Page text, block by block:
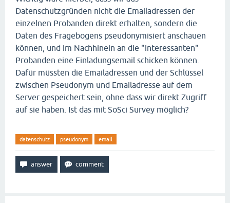
Datenschutzgründen nicht die Emailadressen der
einzelnen Probanden direkt erhalten, sondern die
Daten des Fragebogens pseudonymisiert anschauen
können, und im Nachhinein an die "interessanten"
Probanden eine Einladungsemail schicken können.
Dafür müssten die Emailadressen und der Schlüssel
zwischen Pseudonym und Emailadresse auf dem
Server gespeichert sein, ohne dass wir direkt Zugriff
auf sie haben. Ist das mit SoSci Survey möglich?
datenschutz pseudonym email